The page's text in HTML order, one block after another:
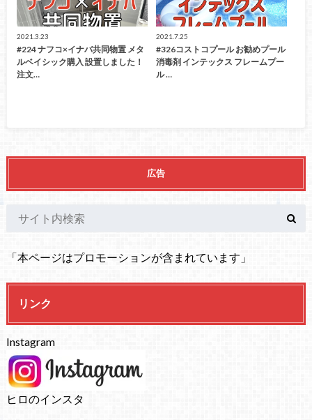
2021.3.23
#224 ナフコ×イナバ共同物置 メタ
ルベイシック購入 設置しました！
注文…
2021.7.25
#326コストコプール お勧めプール
消毒剤 インテックス フレームプー
ル …
広告
「本ページはプロモーションが含まれています」
リンク
Instagram
ヒロのインスタ